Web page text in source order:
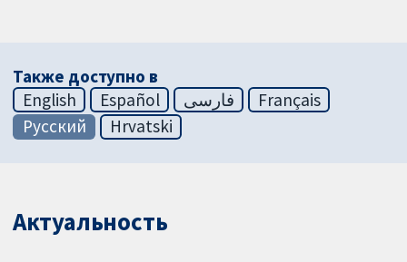
Также доступно в
English
Español فارسی
Français
Русский
Hrvatski
Актуальность